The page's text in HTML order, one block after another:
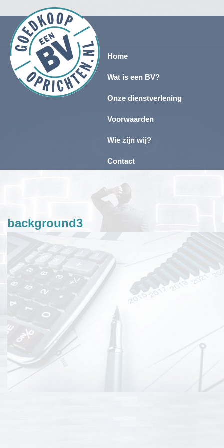
Home
Wat is een BV?
Onze dienstverlening
Voorwaarden
Wie zijn wij?
Contact
background3